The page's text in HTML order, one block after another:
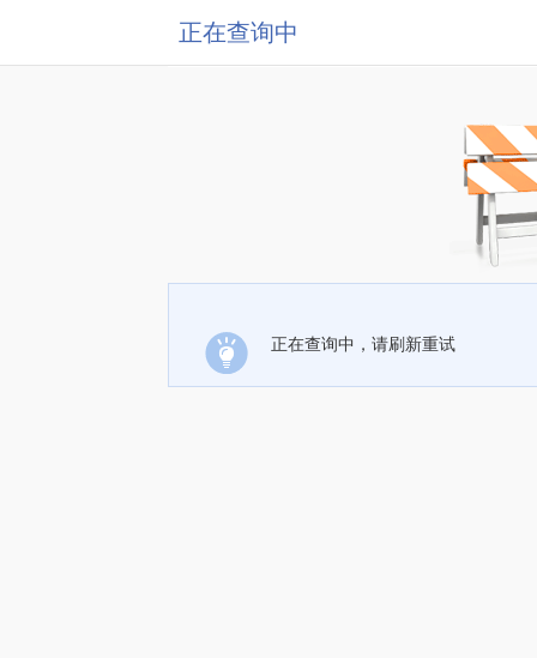
正在查询中
正在查询中，请刷新重试